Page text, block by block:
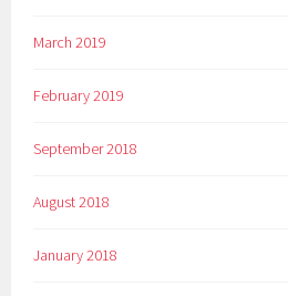
March 2019
February 2019
September 2018
August 2018
January 2018